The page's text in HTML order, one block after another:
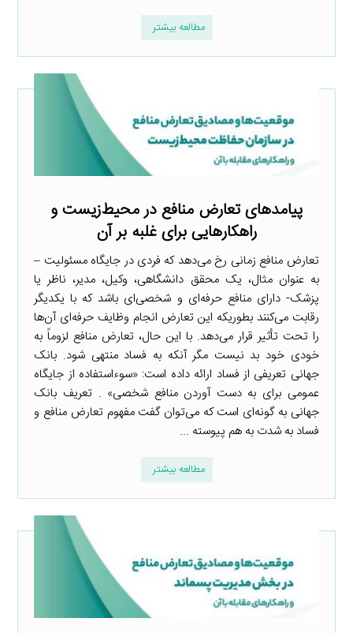
مطالعه بیشتر
پیامدهای تعارض منافع در محیط‌زیست و
راهکارهایی برای غلبه بر آن
تعارض منافع زمانی رخ می‌دهد که فردی در جایگاه مسئولیت –
به عنوان مثال، یک محقق دانشگاهی، وکیل، مدیر، ناظر یا
پزشک- دارای منافع حرفه‌ای و شخصی‌ای باشد که با یکدیگر
رقابت می‌کنند بطوریکه این تعارض انجام وظایف حرفه‌ای آن‌ها
را تحت تأثیر قرار می‌دهد. با این حال، تعارض منافع لزوماً به
خودی خود بد نیست مگر آنکه به فساد منتهی شود. بانک
جهانی تعریفی از فساد ارائه داده است: «سوءاستفاده از جایگاه
عمومی برای به دست آوردن منافع شخصی» . تعریف بانک
جهانی به گونه‌ای است که می‌توان گفت مفهوم تعارض منافع و
فساد به شدت به هم پیوسته ...
مطالعه بیشتر